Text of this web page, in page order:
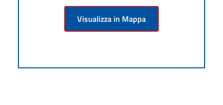
Visualizza in Mappa